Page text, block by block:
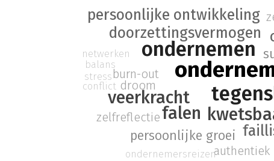
ondernemen
falen
veerkracht
doorzettingsvermogen
persoonlijke ontwikkeling
persoonlijke groei
droom
burn-out
zelfreflectie
authentiek
conflict
balans
netwerken
stress
ondernemersreizen